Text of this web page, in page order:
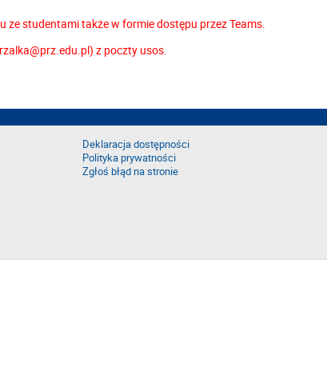
studentami także w formie dostępu przez Teams.
z poczty usos.
Deklaracja dostępności
Polityka prywatności
Zgłoś błąd na stronie